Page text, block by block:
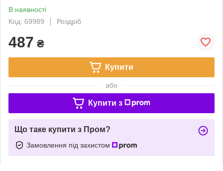
В наявності
Код: 69989
Роздріб
487 ₴
Купити
або
Купити з
Що таке купити з Пром?
Замовлення під захистом